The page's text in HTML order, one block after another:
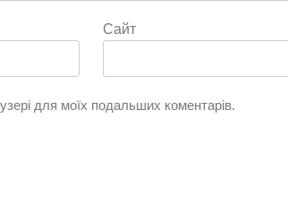
Сайт
для моїх подальших коментарів.